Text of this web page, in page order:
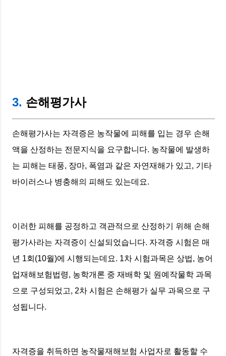
3. 손해평가사
손해평가사는 자격증은 농작물에 피해를 입는 경우 손해
액을 산정하는 전문지식을 요구합니다. 농작물에 발생하
는 피해는 태풍, 장마, 폭염과 같은 자연재해가 있고, 기타
바이러스나 병충해의 피해도 있는데요.
이러한 피해를 공정하고 객관적으로 산정하기 위해 손해
평가사라는 자격증이 신설되었습니다. 자격증 시험은 매
년 1회(10월)에 시행되는데요. 1차 시험과목은 상법, 농어
업재해보험법령, 농학개론 중 재배학 및 원예작물학 과목
으로 구성되었고, 2차 시험은 손해평가 실무 과목으로 구
성됩니다.
자격증을 취득하면 농작물재해보험 사업자로 활동할 수